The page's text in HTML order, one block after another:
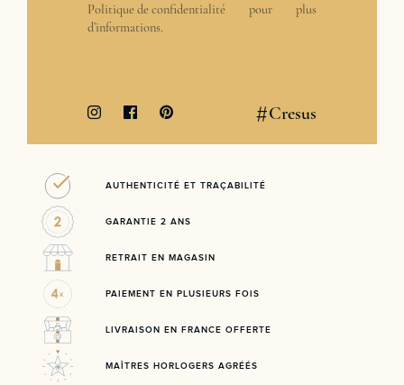
Politique de confidentialité pour plus
d’informations.
#Cresus
AUTHENTICITÉ ET TRAÇABILITÉ
GARANTIE 2 ANS
RETRAIT EN MAGASIN
PAIEMENT EN PLUSIEURS FOIS
LIVRAISON EN FRANCE OFFERTE
MAÎTRES HORLOGERS AGRÉÉS